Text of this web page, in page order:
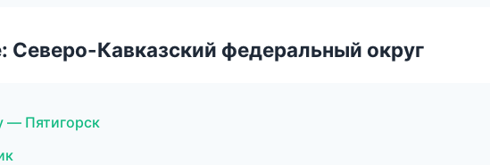
Северо-Кавказский федеральный округ
— Пятигорск